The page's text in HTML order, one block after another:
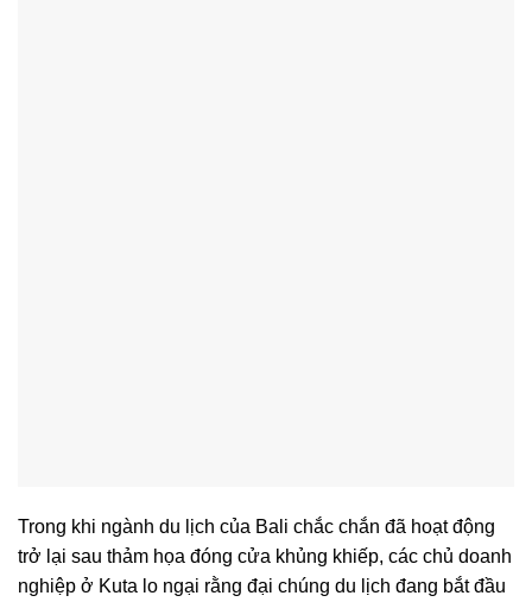
Trong khi ngành du lịch của Bali chắc chắn đã hoạt động
trở lại sau thảm họa đóng cửa khủng khiếp, các chủ doanh
nghiệp ở Kuta lo ngại rằng đại chúng du lịch đang bắt đầu